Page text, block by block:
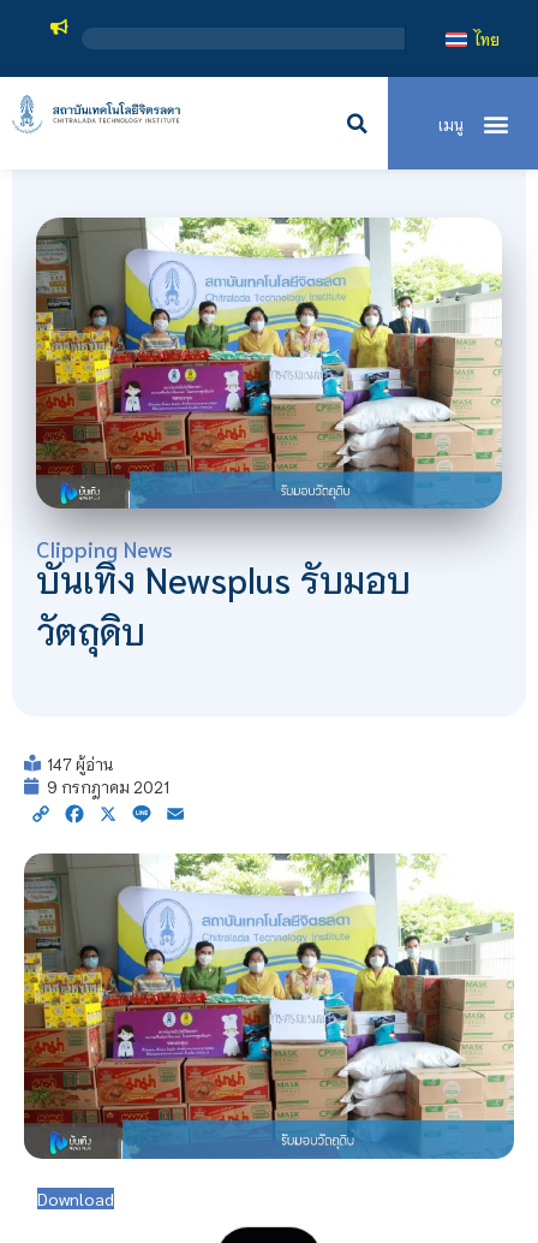
สถาบันเท
ไทย
Clipping News
บันเทิง Newsplus รับมอบ
วัตถุดิบ
147 ผู้อ่าน
9 กรกฎาคม 2021
Copy Facebook
X Line
Download